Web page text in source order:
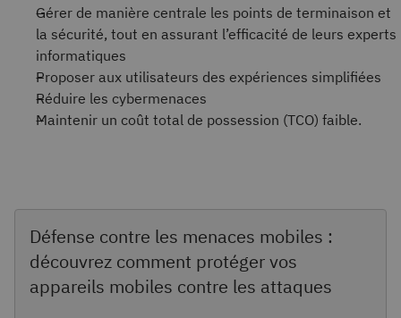
Gérer de manière centrale les points de terminaison et
la sécurité, tout en assurant l’efficacité de leurs experts
informatiques
Proposer aux utilisateurs des expériences simplifiées
Réduire les cybermenaces
Maintenir un coût total de possession (TCO) faible.
Défense contre les menaces mobiles :
découvrez comment protéger vos
appareils mobiles contre les attaques